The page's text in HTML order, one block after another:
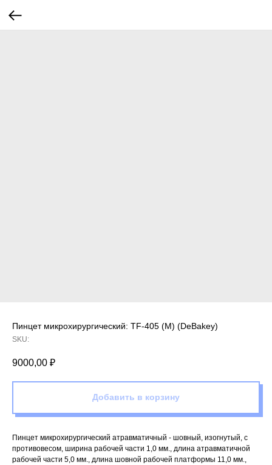
Пинцет микрохирургический: TF-405 (M) (DeBakey)
SKU:
9000,00 ₽
Добавить в корзину
Пинцет микрохирургический атравматичный - шовный, изогнутый, с
противовесом, ширина рабочей части 1,0 мм., длина атравматичной
рабочей части 5,0 мм., длина шовной рабочей платформы 11,0 мм.,